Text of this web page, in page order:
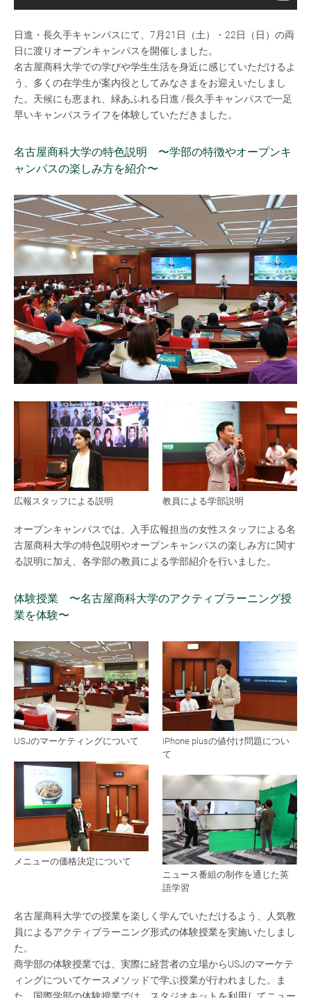
日進・長久手キャンパスにて、7月21日（土）・22日（日）の両
日に渡りオープンキャンパスを開催しました。
名古屋商科大学での学びや学生生活を身近に感じていただけるよ
う、多くの在学生が案内役としてみなさまをお迎えいたしまし
た。天候にも恵まれ、緑あふれる日進 /長久手キャンパスで一足
早いキャンパスライフを体験していただきました。
名古屋商科大学の特色説明 〜学部の特徴やオープンキ
ャンパスの楽しみ方を紹介〜
広報スタッフによる説明 教員による学部説明
オープンキャンパスでは、入手広報担当の女性スタッフによる名
古屋商科大学の特色説明やオープンキャンパスの楽しみ方に関す
る説明に加え、各学部の教員による学部紹介を行いました。
体験授業 〜名古屋商科大学のアクティブラーニング授
業を体験〜
USJのマーケティングについて
メニューの価格決定について
iPhone plusの値付け問題につい
て
ニュース番組の制作を通じた英
語学習
名古屋商科大学での授業を楽しく学んでいただけるよう、人気教
員によるアクティブラーニング形式の体験授業を実施いたしまし
た。
商学部の体験授業では、実際に経営者の立場からUSJのマーケテ
ィングについてケースメソッドで学ぶ授業が行われました。ま